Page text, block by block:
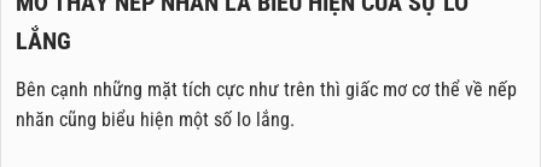
LẮNG
Bên cạnh những mặt tích cực như trên thì giấc mơ cơ thể về nếp
nhăn cũng biểu hiện một số lo lắng.